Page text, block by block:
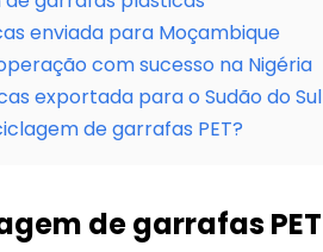
enviada para Moçambique
com sucesso na Nigéria
exportada para o Sudão do Sul
de garrafas PET?
de garrafas PET